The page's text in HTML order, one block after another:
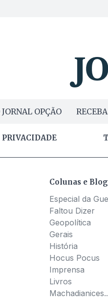
OPÇÃO
PRIVACIDADE
Colunas e
Especial da
Faltou Dizer
Geopolítica
Gerais
História
Hocus Pocus
Imprensa
Livros